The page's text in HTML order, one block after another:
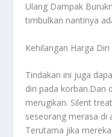
Ulang Dampak
timbulkan nantinya
Kehilangan Harga Diri
Tindakan ini juga
diri pada korban.Dan
merugikan. Silent
seseorang merasa di
Terutama jika